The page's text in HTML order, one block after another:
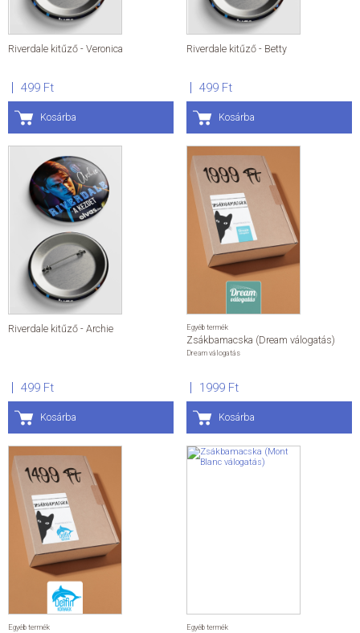
Riverdale kitűző - Veronica
499 Ft
Kosárba
Riverdale kitűző - Betty
499 Ft
Kosárba
Riverdale kitűző - Archie
499 Ft
Kosárba
Egyéb termék
Zsákbamacska (Dream válogatás)
Dream válogatás
1999 Ft
Kosárba
Egyéb termék Egyéb termék